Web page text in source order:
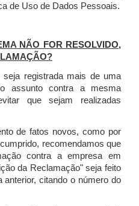
de Uso de Dados Pessoais.
NÃO FOR RESOLVIDO,
registrada mais de uma
assunto contra a mesma
que sejam realizadas
de fatos novos, como por
recomendamos que
contra a empresa em
da Reclamação" seja feito
anterior, citando o número do